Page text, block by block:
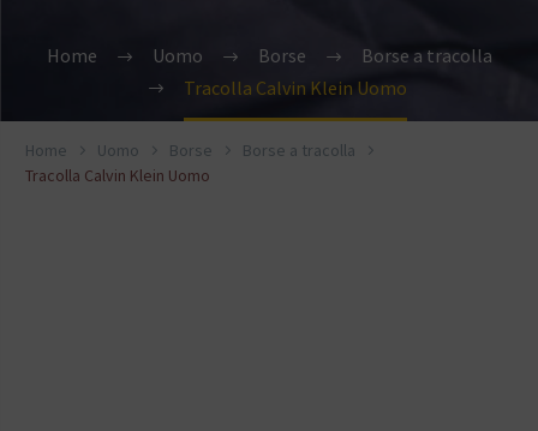
Home Uomo Borse
Borse a tracolla
Tracolla Calvin Klein Uomo
Home Uomo Borse
Borse a tracolla
Tracolla Calvin Klein Uomo